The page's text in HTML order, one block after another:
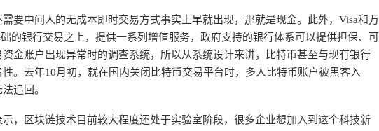
要中间人的无成本即时交易方式事实上早就出现，那就是现金。此外，Visa和万
的银行交易之上，提供一系列增值服务，政府支持的银行体系可以提供担保、可
金账户出现异常时的调查系统，所以从系统设计来讲，比特币甚至与现有银行
。去年10月初，就在国内关闭比特币交易平台时，多人比特币账户被黑客入
追回。
，区块链技术目前较大程度还处于实验室阶段，很多企业想加入到这个科技新